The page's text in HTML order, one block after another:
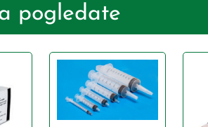
pogledate